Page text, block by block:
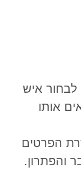
איש
אותו
הפרטים